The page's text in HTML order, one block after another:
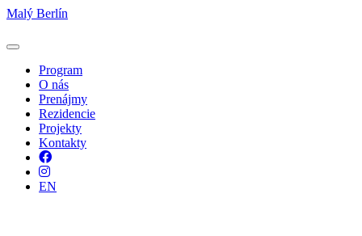
Malý Berlín
Program
O nás
Prenájmy
Rezidencie
Projekty
Kontakty
Facebook
Instagram
EN